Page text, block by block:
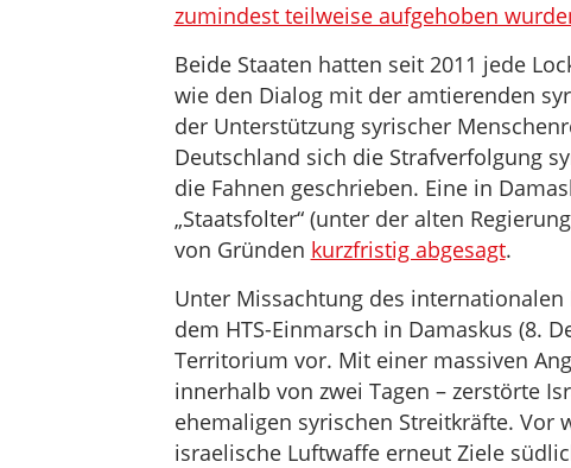
zumindest teilweise aufgehoben
Beide Staaten hatten seit 2011 jede
wie den Dialog mit der amtierenden
der Unterstützung syrischer
Deutschland sich die Strafverfolgung
die Fahnen geschrieben. Eine in
„Staatsfolter“ (unter der alten
von Gründen kurzfristig abgesagt.
Unter Missachtung des
dem HTS-Einmarsch in Damaskus (8.
Territorium vor. Mit einer massiven
innerhalb von zwei Tagen – zerstörte
ehemaligen syrischen Streitkräfte. Vor
israelische Luftwaffe erneut Ziele